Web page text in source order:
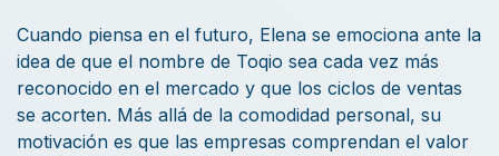
Cuando piensa en el futuro, Elena se emociona ante la
idea de que el nombre de Toqio sea cada vez más
reconocido en el mercado y que los ciclos de ventas
se acorten. Más allá de la comodidad personal, su
motivación es que las empresas comprendan el valor